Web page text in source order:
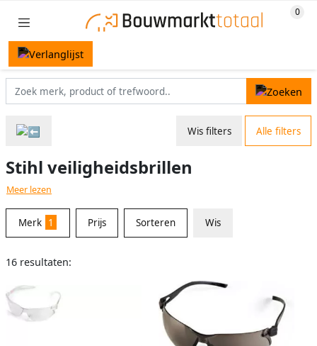
Wis filters Alle filters
Stihl veiligheidsbrillen
Meer lezen
Merk 1 Prijs Sorteren Wis
16 resultaten: